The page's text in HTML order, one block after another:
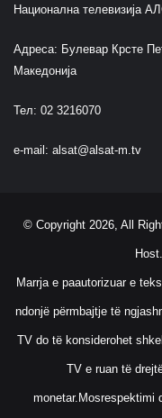
Национална телевизија
Адреса: Булевар Крсте
Македонија
Тел: 02 3216070
e-mail: alsat@alsat-m.tv
© Copyright 2026, All
Marrja e paautorizuar e
ndonjë përmbajtje të
TV do të konsiderohet
TV e ruan të
monetar.Mosrespektimi